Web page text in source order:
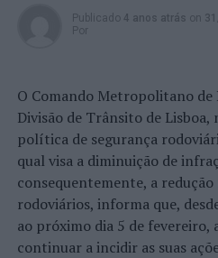
Publicado 4 anos atrás on
Por
O Comando Metropolitano de
Divisão de Trânsito de Lisboa,
política de segurança
qual visa a diminuição de
consequentemente, a
rodoviários, informa que,
ao próximo dia 5 de fevereiro,
continuar a incidir as suas